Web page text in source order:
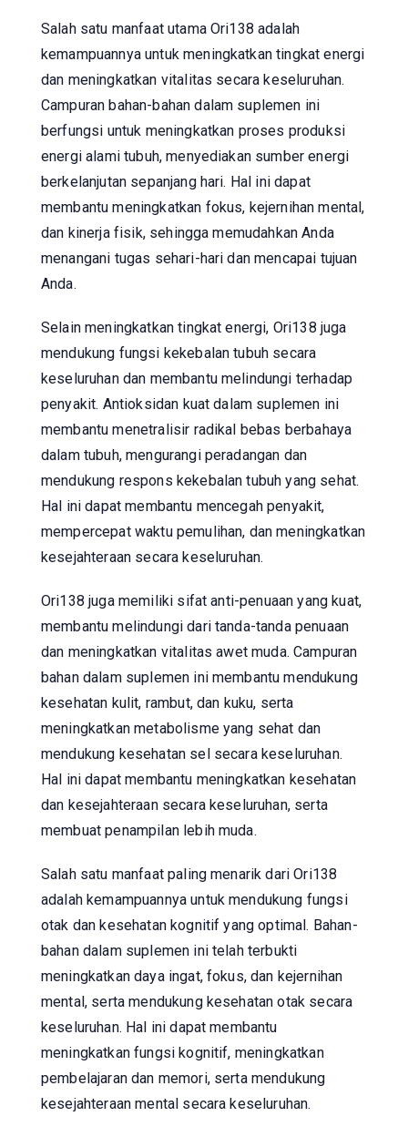
Salah satu manfaat utama Ori138 adalah
kemampuannya untuk meningkatkan tingkat energi
dan meningkatkan vitalitas secara keseluruhan.
Campuran bahan-bahan dalam suplemen ini
berfungsi untuk meningkatkan proses produksi
energi alami tubuh, menyediakan sumber energi
berkelanjutan sepanjang hari. Hal ini dapat
membantu meningkatkan fokus, kejernihan mental,
dan kinerja fisik, sehingga memudahkan Anda
menangani tugas sehari-hari dan mencapai tujuan
Anda.
Selain meningkatkan tingkat energi, Ori138 juga
mendukung fungsi kekebalan tubuh secara
keseluruhan dan membantu melindungi terhadap
penyakit. Antioksidan kuat dalam suplemen ini
membantu menetralisir radikal bebas berbahaya
dalam tubuh, mengurangi peradangan dan
mendukung respons kekebalan tubuh yang sehat.
Hal ini dapat membantu mencegah penyakit,
mempercepat waktu pemulihan, dan meningkatkan
kesejahteraan secara keseluruhan.
Ori138 juga memiliki sifat anti-penuaan yang kuat,
membantu melindungi dari tanda-tanda penuaan
dan meningkatkan vitalitas awet muda. Campuran
bahan dalam suplemen ini membantu mendukung
kesehatan kulit, rambut, dan kuku, serta
meningkatkan metabolisme yang sehat dan
mendukung kesehatan sel secara keseluruhan.
Hal ini dapat membantu meningkatkan kesehatan
dan kesejahteraan secara keseluruhan, serta
membuat penampilan lebih muda.
Salah satu manfaat paling menarik dari Ori138
adalah kemampuannya untuk mendukung fungsi
otak dan kesehatan kognitif yang optimal. Bahan-
bahan dalam suplemen ini telah terbukti
meningkatkan daya ingat, fokus, dan kejernihan
mental, serta mendukung kesehatan otak secara
keseluruhan. Hal ini dapat membantu
meningkatkan fungsi kognitif, meningkatkan
pembelajaran dan memori, serta mendukung
kesejahteraan mental secara keseluruhan.